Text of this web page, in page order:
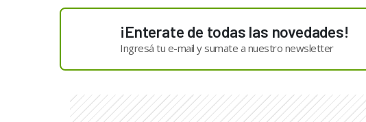
¡Enterate de todas las novedades!
Ingresá tu e-mail y sumate a nuestro newsletter